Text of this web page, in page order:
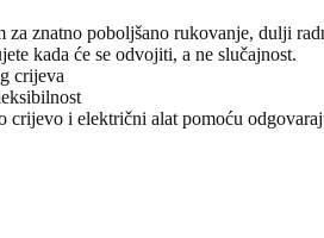
znatno poboljšano rukovanje, dulji
kada će se odvojiti, a ne slučajnost.
crijeva
i električni alat pomoću